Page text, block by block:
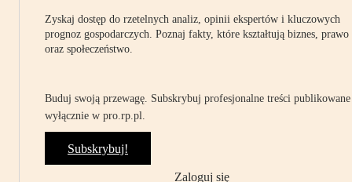
Zyskaj dostęp do rzetelnych analiz, opinii ekspertów i kluczowych
prognoz gospodarczych. Poznaj fakty, które kształtują biznes, prawo
oraz społeczeństwo.
Buduj swoją przewagę. Subskrybuj profesjonalne treści publikowane
wyłącznie w pro.rp.pl.
Subskrybuj!
Zaloguj się